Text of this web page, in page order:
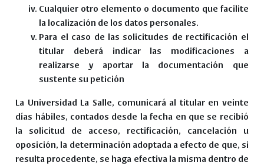
Cualquier otro elemento o documento que facilite
la localización de los datos personales.
Para el caso de las solicitudes de rectificación el
titular deberá indicar las modificaciones a
realizarse y aportar la documentación que
sustente su petición
La Universidad La Salle, comunicará al titular en veinte
días hábiles, contados desde la fecha en que se recibió
la solicitud de acceso, rectificación, cancelación u
oposición, la determinación adoptada a efecto de que, si
resulta procedente, se haga efectiva la misma dentro de